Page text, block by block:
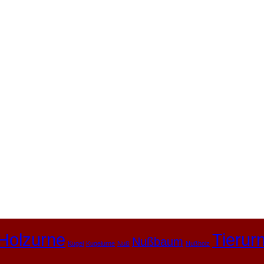
Kugel Kugelurne Nuß Nußbaum Nußholz